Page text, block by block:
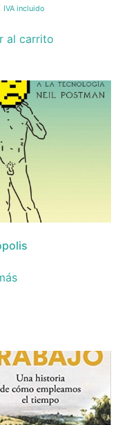
IVA incluido
al carrito